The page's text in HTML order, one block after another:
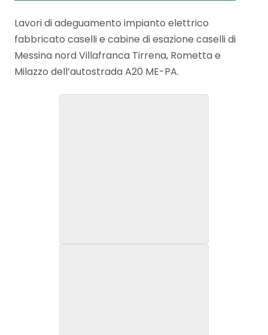
Lavori di adeguamento impianto elettrico
fabbricato caselli e cabine di esazione caselli di
Messina nord Villafranca Tirrena, Rometta e
Milazzo dell’autostrada A20 ME-PA.